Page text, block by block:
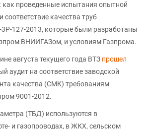
проведенные испытания опытной
соответствие качества труб
127-2013, которые были разработаны
ВНИИГАЗом, и условиям Газпрома.
августа текущего года ВТЗ прошел
аудит на соответствие заводской
качества (СМК) требованиям
9001-2012.
(ТБД) используются в
и газопроводах, в ЖКХ, сельском